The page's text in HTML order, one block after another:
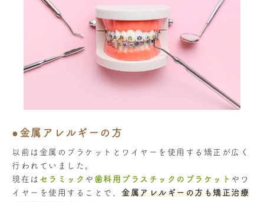
●金属アレルギーの方
以前は金属のブラケットとワイヤーを使用する矯正が広く
行われていました。
現在は セラミック や 歯科用プラスチックのブラケット やワ
イヤーを使用することで、 金属アレルギーの方も矯正治療